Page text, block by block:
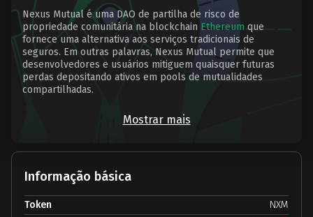
Nexus Mutual é uma DAO de partilha de risco de
propriedade comunitária na blockchain Ethereumque
fornece uma alternativa aos serviços tradicionais de
seguros. Em outras palavras, Nexus Mutual permite que
desenvolvedores e usuários mitiguem quaisquer futuras
perdas depositando ativos em pools de mutualidades
compartilhadas.
Mostrar mais
Informação básica
Token
NXM